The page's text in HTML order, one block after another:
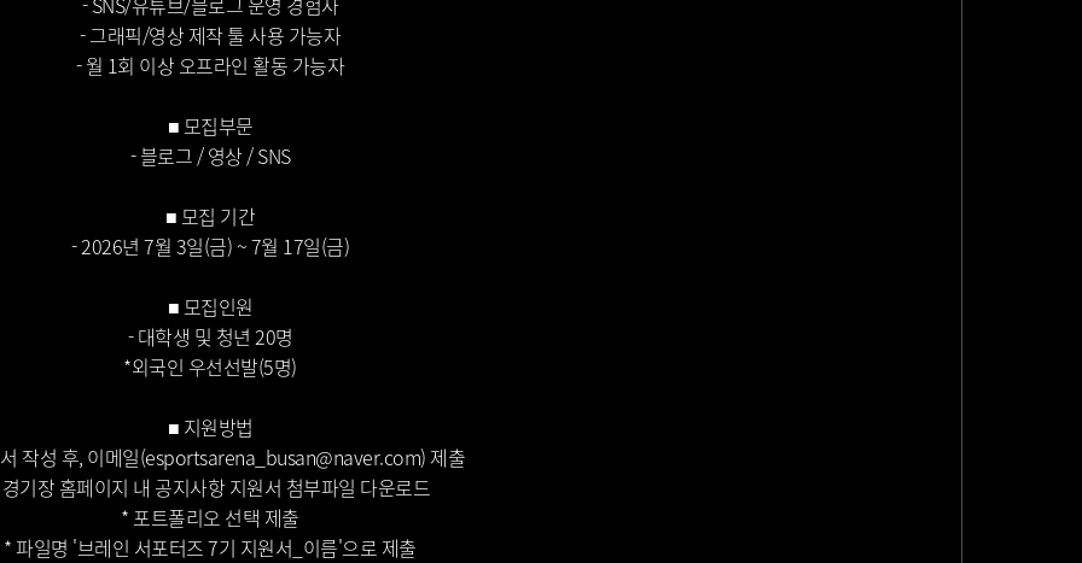
- 그래픽/영상 제작 툴 사용 가능자
- 월 1회 이상 오프라인 활동 가능자
■ 모집부문
- 블로그 / 영상 / SNS
■ 모집 기간
- 2026년 7월 3일(금) ~ 7월 17일(금)
■ 모집인원
- 대학생 및 청년 20명
*외국인 우선선발(5명)
■ 지원방법
작성 후, 이메일(esportsarena_busan@naver.com) 제출
기장 홈페이지 내 공지사항 지원서 첨부파일 다운로드
* 포트폴리오 선택 제출
* 파일명 '브레인 서포터즈 7기 지원서_이름'으로 제출